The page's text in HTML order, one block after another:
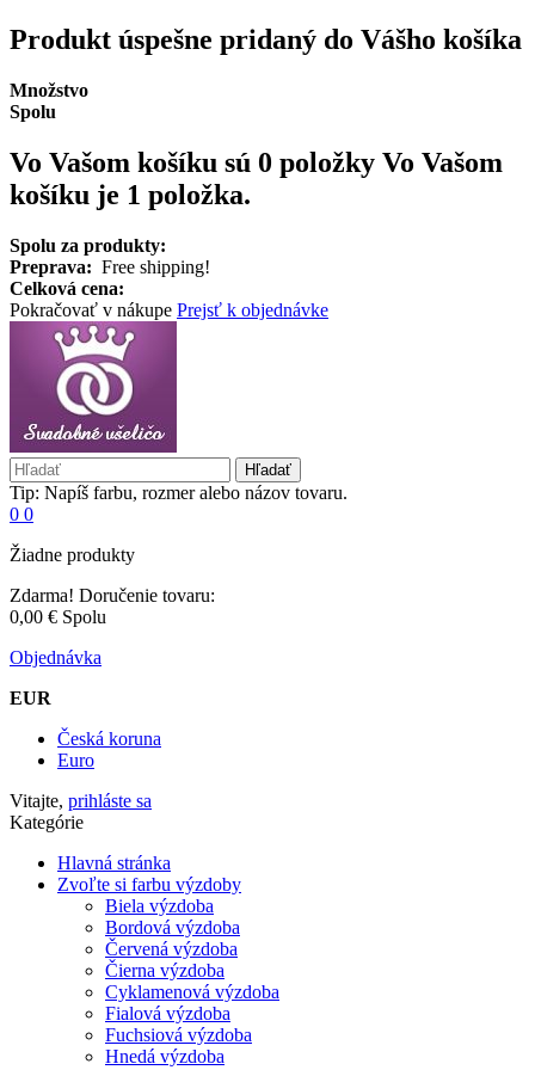
Produkt úspešne pridaný do Vášho košíka
Množstvo
Spolu
Vo Vašom košíku sú 0 položky Vo Vašom
košíku je 1 položka.
Spolu za produkty:
Preprava: Free shipping!
Celková cena:
Pokračovať v nákupe Prejsť k objednávke
Hľadať
Tip: Napíš farbu, rozmer alebo názov tovaru.
0 0
Žiadne produkty
Zdarma! Doručenie tovaru:
0,00 € Spolu
Objednávka
EUR
Česká koruna
Euro
Vitajte, prihláste sa
Kategórie
Hlavná stránka
Zvoľte si farbu výzdoby
Biela výzdoba
Bordová výzdoba
Červená výzdoba
Čierna výzdoba
Cyklamenová výzdoba
Fialová výzdoba
Fuchsiová výzdoba
Hnedá výzdoba